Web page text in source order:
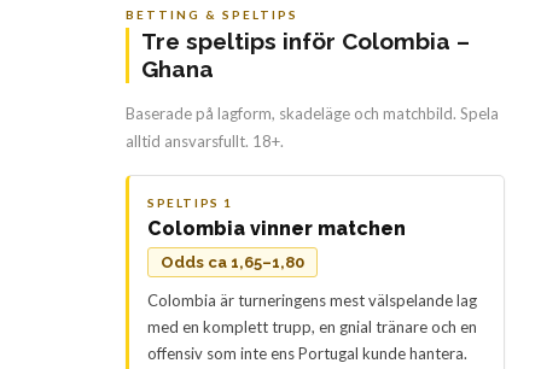
BETTING & SPELTIPS
Tre speltips inför Colombia –
Ghana
Baserade på lagform, skadeläge och matchbild. Spela
alltid ansvarsfullt. 18+.
SPELTIPS 1
Colombia vinner matchen
Odds ca 1,65–1,80
Colombia är turneringens mest välspelande lag
med en komplett trupp, en gnial tränare och en
offensiv som inte ens Portugal kunde hantera.